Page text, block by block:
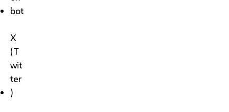
bot
X
(T
wit
ter
)